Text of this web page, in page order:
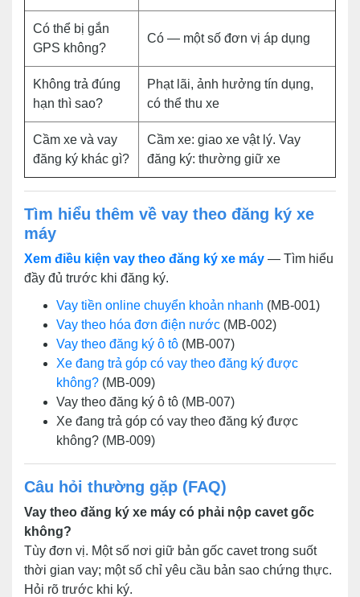
Có thể bị gắn
GPS không?
Có — một số đơn vị áp dụng
Không trả đúng
hạn thì sao?
Phạt lãi, ảnh hưởng tín dụng,
có thể thu xe
Cầm xe và vay
đăng ký khác gì?
Cầm xe: giao xe vật lý. Vay
đăng ký: thường giữ xe
Tìm hiểu thêm về vay theo đăng ký xe
máy
Xem điều kiện vay theo đăng ký xe máy — Tìm hiểu
đầy đủ trước khi đăng ký.
Vay tiền online chuyển khoản nhanh (MB-001)
Vay theo hóa đơn điện nước (MB-002)
Vay theo đăng ký ô tô (MB-007)
Xe đang trả góp có vay theo đăng ký được
không? (MB-009)
Vay theo đăng ký ô tô (MB-007)
Xe đang trả góp có vay theo đăng ký được
không? (MB-009)
Câu hỏi thường gặp (FAQ)
Vay theo đăng ký xe máy có phải nộp cavet gốc
không?
Tùy đơn vị. Một số nơi giữ bản gốc cavet trong suốt
thời gian vay; một số chỉ yêu cầu bản sao chứng thực.
Hỏi rõ trước khi ký.